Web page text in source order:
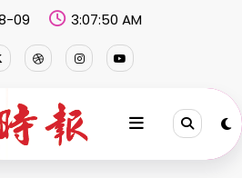
09 3:07:51 AM